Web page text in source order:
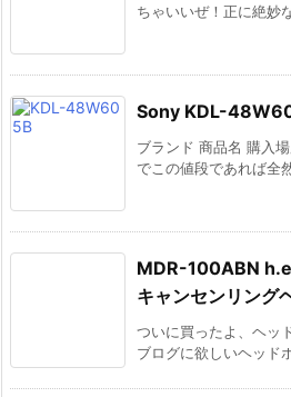
ちゃいいぜ！正に絶妙
Sony KDL-
ブランド 商品名 購入
でこの値段であれば全
MDR-100ABN
キャンセンリング
ついに買ったよ、ヘッ
ブログに欲しいヘッド